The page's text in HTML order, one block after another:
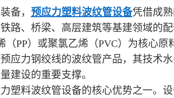
备， 预应力塑料波纹管设备凭借成
路、桥梁、高层建筑等基建领域的
（PP）或聚氯乙烯（PVC）为核心
应力钢绞线的波纹管产品，其技术
建设的重要支撑。
塑料波纹管设备的核心优势之一。